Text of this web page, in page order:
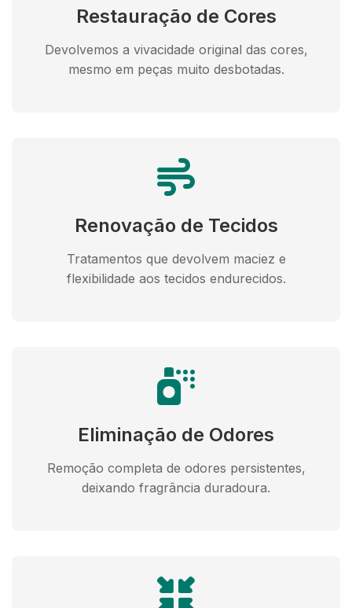
Restauração de Cores
Devolvemos a vivacidade original das cores,
mesmo em peças muito desbotadas.
Renovação de Tecidos
Tratamentos que devolvem maciez e
flexibilidade aos tecidos endurecidos.
Eliminação de Odores
Remoção completa de odores persistentes,
deixando fragrância duradoura.